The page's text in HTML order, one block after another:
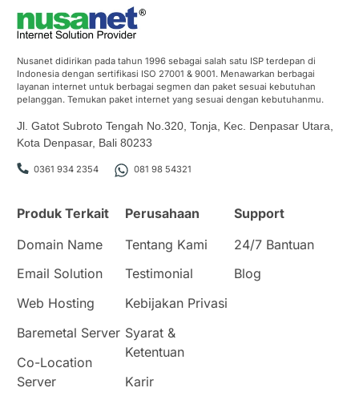
Nusanet didirikan pada tahun 1996 sebagai salah satu ISP terdepan di
Indonesia dengan sertifikasi ISO 27001 & 9001. Menawarkan berbagai
layanan internet untuk berbagai segmen dan paket sesuai kebutuhan
pelanggan. Temukan paket internet yang sesuai dengan kebutuhanmu.
Jl. Gatot Subroto Tengah No.320, Tonja, Kec. Denpasar Utara,
Kota Denpasar, Bali 80233
0361 934 2354 081 98 54321
Produk Terkait
Domain Name
Email Solution
Web Hosting
Baremetal Server
Co-Location
Server
Perusahaan
Tentang Kami
Testimonial
Kebijakan Privasi
Syarat &
Ketentuan
Karir
Support
24/7 Bantuan
Blog